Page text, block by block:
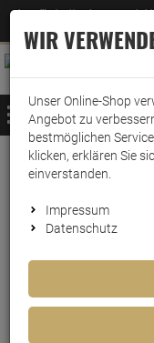
Jetzt für den Newsletter
MENÜ
Weiter einkaufen
Darbo Sirup
Darbo
500ml
Artikel-Nummer:
WIR
Unser Online-Shop
Angebot zu
bestmöglichen
klicken, erklären Sie
einverstanden.
Impressum
Datenschutz